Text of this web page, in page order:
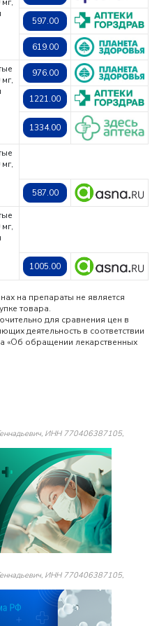
597.00
619.00
976.00
1221.00
1334.00
587.00
1005.00
на препараты не является
товара.
для сравнения цен в
деятельность в соответствии
«Об обращении лекарственных
ИНН 770406387105,
ИНН 770406387105,